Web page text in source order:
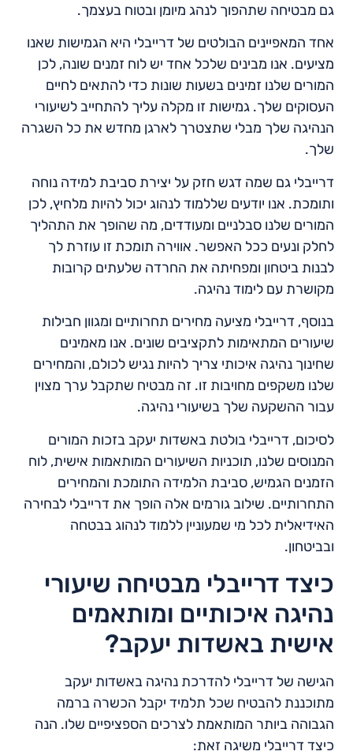
גם מבטיחה שתהפוך לנהג מיומן ובטוח בעצמך.
אחד המאפיינים הבולטים של דרייבלי היא הגמישות שאנו
מציעים. אנו מבינים שלכל אחד יש לוח זמנים שונה, לכן
המורים שלנו זמינים בשעות שונות כדי להתאים לחיים
העסוקים שלך. גמישות זו מקלה עליך להתחייב לשיעורי
הנהיגה שלך מבלי שתצטרך לארגן מחדש את כל השגרה
שלך.
דרייבלי גם שמה דגש חזק על יצירת סביבת למידה נוחה
ותומכת. אנו יודעים שללמוד לנהוג יכול להיות מלחיץ, לכן
המורים שלנו סבלניים ומעודדים, מה שהופך את התהליך
לחלק ונעים ככל האפשר. אווירה תומכת זו עוזרת לך
לבנות ביטחון ומפחיתה את החרדה שלעתים קרובות
מקושרת עם לימוד נהיגה.
בנוסף, דרייבלי מציעה מחירים תחרותיים ומגוון חבילות
שיעורים המתאימות לתקציבים שונים. אנו מאמינים
שחינוך נהיגה איכותי צריך להיות נגיש לכולם, והמחירים
שלנו משקפים מחויבות זו. זה מבטיח שתקבל ערך מצוין
עבור ההשקעה שלך בשיעורי נהיגה.
לסיכום, דרייבלי בולטת באשדות יעקב בזכות המורים
המנוסים שלנו, תוכניות השיעורים המותאמות אישית, לוח
הזמנים הגמיש, סביבת הלמידה התומכת והמחירים
התחרותיים. שילוב גורמים אלה הופך את דרייבלי לבחירה
האידיאלית לכל מי שמעוניין ללמוד לנהוג בבטחה
ובביטחון.
כיצד דרייבלי מבטיחה שיעורי
נהיגה איכותיים ומותאמים
אישית באשדות יעקב?
הגישה של דרייבלי להדרכת נהיגה באשדות יעקב
מתוכננת להבטיח שכל תלמיד יקבל הכשרה ברמה
הגבוהה ביותר המותאמת לצרכים הספציפיים שלו. הנה
כיצד דרייבלי משיגה זאת: